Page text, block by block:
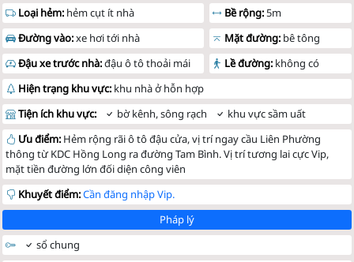
Loại hẻm: hẻm cụt ít nhà Bề rộng:5m
Đường vào:xe hơi tới nhà Mặt đường: bê tông
Đậu xe trước nhà:đậu ô tô thoải mái Lề đường: không có
Hiện trạng khu vực: khu nhà ở hỗn hợp
Tiện ích khu vực:
bờ kênh, sông rạch
khu vực sầm uất
Ưu điểm: Hẻm rộng rãi ô tô đậu cửa, vị trí ngay cầu Liên Phường
thông từ KDC Hồng Long ra đường Tam Bình. Vị trí tương lai cực Vip,
mặt tiền đường lớn đối diện công viên
Khuyết điểm:Cần đăng nhập Vip.
Pháp lý
sổ chung